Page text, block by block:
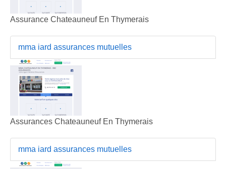
Assurance Chateauneuf En Thymerais
mma iard assurances mutuelles
Assurances Chateauneuf En Thymerais
mma iard assurances mutuelles